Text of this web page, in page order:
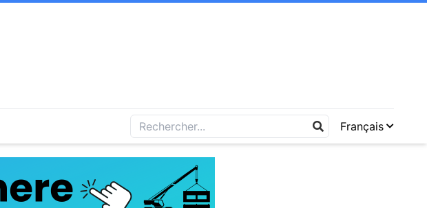
Français